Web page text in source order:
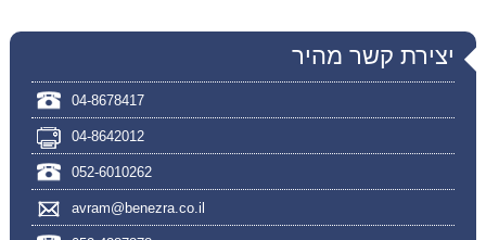
יצירת קשר מהיר
04-8678417
04-8642012
052-6010262
avram@benezra.co.il